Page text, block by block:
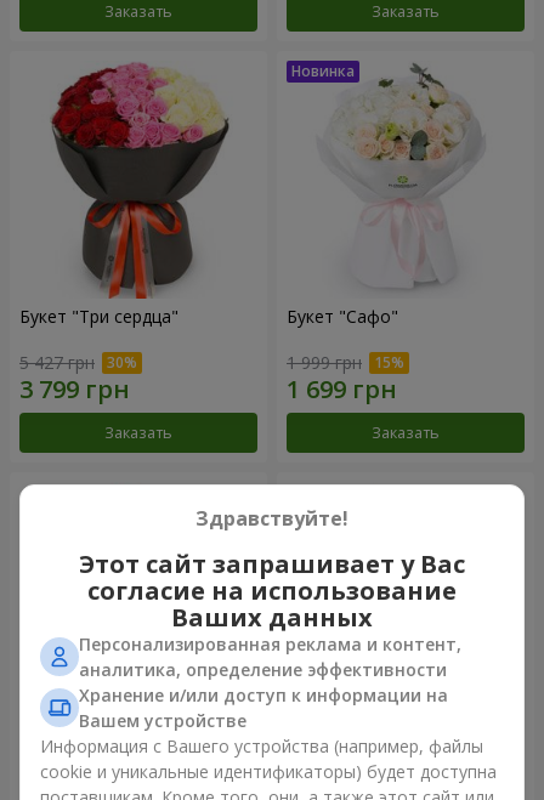
Заказать Заказать
Букет "Три сердца"
5 427 грн
Заказать
Букет "Сафо"
1 999 грн
Заказать
Букет "Tarnis"
6 091 грн
Монобукет из 9 белых роз
1 399 грн
Здравствуйте!
Этот сайт запрашивает у Вас
согласие на использование
Ваших данных
Персонализированная реклама и контент,
аналитика, определение эффективности
Хранение и/или доступ к информации на
Вашем устройстве
Информация с Вашего устройства (например, файлы
cookie и уникальные идентификаторы) будет доступна